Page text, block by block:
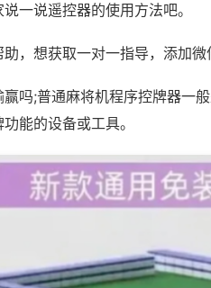
一说遥控器的使用方法吧。
，想获取一对一指导，添加微
吗;普通麻将机程序控牌器一
能的设备或工具。